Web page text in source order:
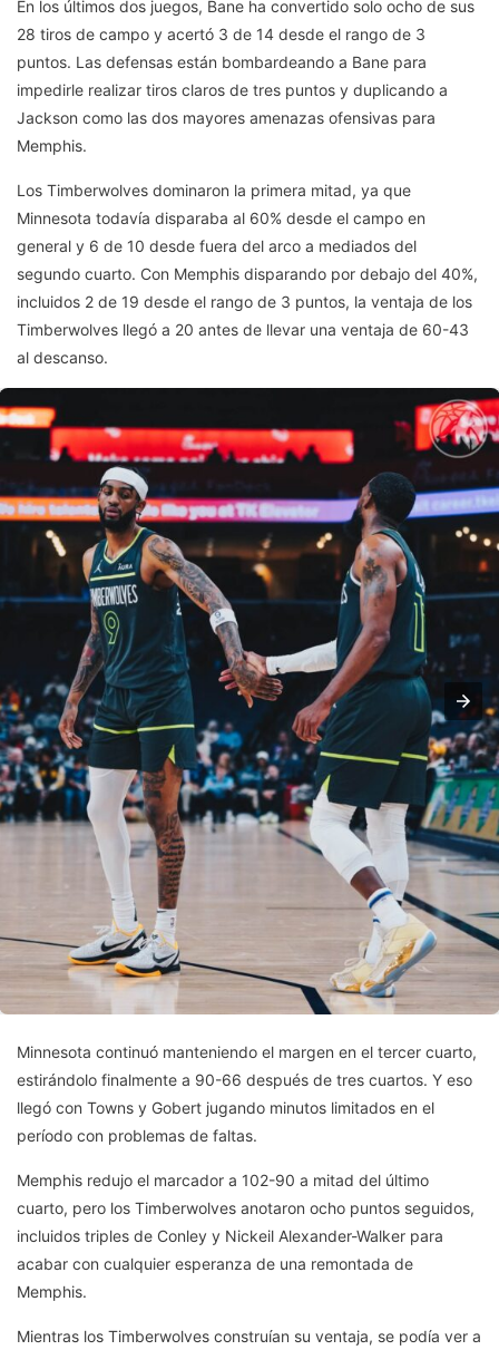
En los últimos dos juegos, Bane ha convertido solo ocho de sus
28 tiros de campo y acertó 3 de 14 desde el rango de 3
puntos. Las defensas están bombardeando a Bane para
impedirle realizar tiros claros de tres puntos y duplicando a
Jackson como las dos mayores amenazas ofensivas para
Memphis.
Los Timberwolves dominaron la primera mitad, ya que
Minnesota todavía disparaba al 60% desde el campo en
general y 6 de 10 desde fuera del arco a mediados del
segundo cuarto. Con Memphis disparando por debajo del 40%,
incluidos 2 de 19 desde el rango de 3 puntos, la ventaja de los
Timberwolves llegó a 20 antes de llevar una ventaja de 60-43
al descanso.
Minnesota continuó manteniendo el margen en el tercer cuarto,
estirándolo finalmente a 90-66 después de tres cuartos. Y eso
llegó con Towns y Gobert jugando minutos limitados en el
período con problemas de faltas.
Memphis redujo el marcador a 102-90 a mitad del último
cuarto, pero los Timberwolves anotaron ocho puntos seguidos,
incluidos triples de Conley y Nickeil Alexander-Walker para
acabar con cualquier esperanza de una remontada de
Memphis.
Mientras los Timberwolves construían su ventaja, se podía ver a